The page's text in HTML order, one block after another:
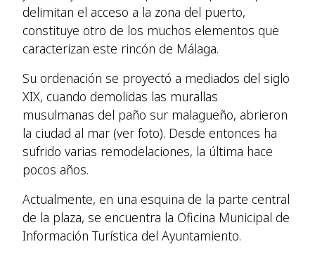
delimitan el acceso a la zona del puerto,
constituye otro de los muchos elementos que
caracterizan este rincón de Málaga.
Su ordenación se proyectó a mediados del siglo
XIX, cuando demolidas las murallas
musulmanas del paño sur malagueño, abrieron
la ciudad al mar (ver foto). Desde entonces ha
sufrido varias remodelaciones, la última hace
pocos años.
Actualmente, en una esquina de la parte central
de la plaza, se encuentra la Oficina Municipal de
Información Turística del Ayuntamiento.